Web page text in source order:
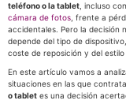
teléfono o la tablet , incluso
cámara de fotos , frente a
accidentales. Pero la decisión
depende del tipo de
coste de reposición y del
En este artículo vamos a
situaciones en las que
o tablet es una decisión